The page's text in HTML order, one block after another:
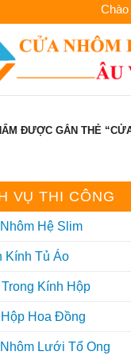
Chào
ĐƯỢC GẮN THẺ
VỤ THI CÔNG
Hệ Slim
Kính Tủ Áo
Trong Kính Hộp
Hoa Đồng
Lưới Tổ Ong